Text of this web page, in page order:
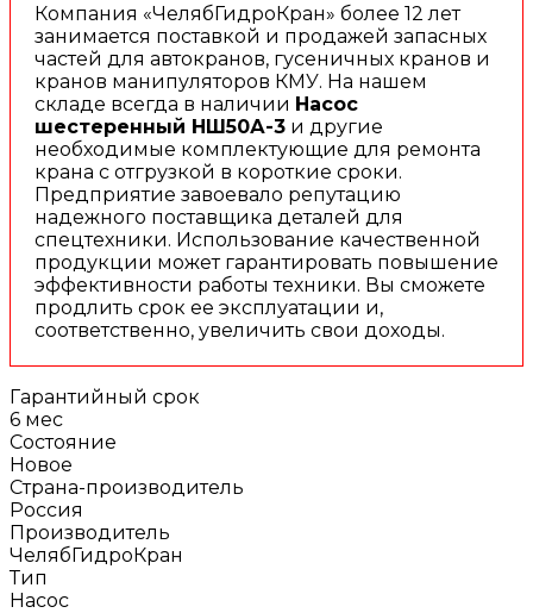
Компания «ЧелябГидроКран» более 12 лет
занимается поставкой и продажей запасных
частей для автокранов, гусеничных кранов и
кранов манипуляторов КМУ. На нашем
складе всегда в наличии Насос
шестеренный НШ50А-3 и другие
необходимые комплектующие для ремонта
крана с отгрузкой в короткие сроки.
Предприятие завоевало репутацию
надежного поставщика деталей для
спецтехники. Использование качественной
продукции может гарантировать повышение
эффективности работы техники. Вы сможете
продлить срок ее эксплуатации и,
соответственно, увеличить свои доходы.
Гарантийный срок
6 мес
Состояние
Новое
Страна-производитель
Россия
Производитель
ЧелябГидроКран
Тип
Насос